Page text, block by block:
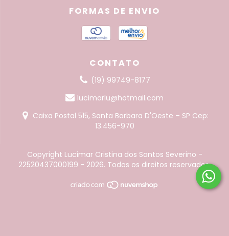
FORMAS DE ENVIO
CONTATO
(19) 99749-8177
lucimarlu@hotmail.com
Caixa Postal 515, Santa Barbara D'Oeste – SP Cep:
13.456-970
Copyright Lucimar Cristina dos Santos Severino -
22520437000199 - 2026. Todos os direitos reservados.